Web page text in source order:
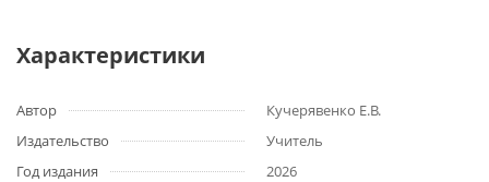
Характеристики
Автор
Кучерявенко Е.В.
Издательство
Учитель
Год издания
2026